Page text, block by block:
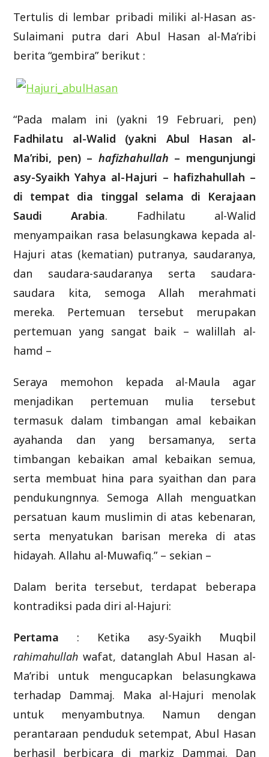
Tertulis di lembar pribadi miliki al-Hasan as-
Sulaimani putra dari Abul Hasan al-Ma’ribi
berita “gembira” berikut :
“Pada malam ini (yakni 19 Februari, pen)
Fadhilatu al-Walid (yakni Abul Hasan al-
Ma’ribi, pen) – hafizhahullah – mengunjungi
asy-Syaikh Yahya al-Hajuri – hafizhahullah –
di tempat dia tinggal selama di Kerajaan
Saudi Arabia. Fadhilatu al-Walid
menyampaikan rasa belasungkawa kepada al-
Hajuri atas (kematian) putranya, saudaranya,
dan saudara-saudaranya serta saudara-
saudara kita, semoga Allah merahmati
mereka. Pertemuan tersebut merupakan
pertemuan yang sangat baik – walillah al-
hamd –
Seraya memohon kepada al-Maula agar
menjadikan pertemuan mulia tersebut
termasuk dalam timbangan amal kebaikan
ayahanda dan yang bersamanya, serta
timbangan kebaikan amal kebaikan semua,
serta membuat hina para syaithan dan para
pendukungnnya. Semoga Allah menguatkan
persatuan kaum muslimin di atas kebenaran,
serta menyatukan barisan mereka di atas
hidayah. Allahu al-Muwafiq.” – sekian –
Dalam berita tersebut, terdapat beberapa
kontradiksi pada diri al-Hajuri:
Pertama : Ketika asy-Syaikh Muqbil
rahimahullahwafat, datanglah Abul Hasan al-
Ma’ribi untuk mengucapkan belasungkawa
terhadap Dammaj. Maka al-Hajuri menolak
untuk menyambutnya. Namun dengan
perantaraan penduduk setempat, Abul Hasan
berhasil berbicara di markiz Dammaj. Dan